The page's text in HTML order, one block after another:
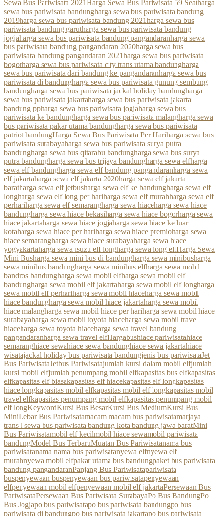
Sewa Bus Pariwisata 2021Harga Sewa Bus Pariwisata 59 Seatharga
sewa bus pariwisata bandungharga sewa bus pariwisata bandung
2019harga sewa bus pariwisata bandung 2021harga sewa bus
pariwisata bandung garutharga sewa bus pariwisata bandung
jogjaharga sewa bus pariwisata bandung pangandaranharga sewa
bus pariwisata bandung pangandaran 2020harga sewa bus
pariwisata bandung pangandaran 2021harga sewa bus pariwisata
bogorharga sewa bus pariwisata city trans utama bandungharga
sewa bus pariwisata dari bandung ke pangandaranharga sewa bus
pariwisata di bandungharga sewa bus pariwisata gunung sembung
bandungharga sewa bus pariwisata jackal holiday bandungharga
sewa bus pariwisata jakartaharga sewa bus pariwisata jakarta
bandung ppharga sewa bus pariwisata jogjaharga sewa bus
pariwisata ke bandungharga sewa bus pariwisata malangharga sewa
bus pariwisata pakar utama bandungharga sewa bus pariwisata
patriot bandungHarga Sewa Bus Pariwisata Per Hariharga sewa bus
pariwisata surabayaharga sewa bus pariwisata surya putra
bandungharga sewa bus qitarabu bandungharga sewa bus surya
putra bandungharga sewa bus trijaya bandungharga sewa elfharga
sewa elf bandungharga sewa elf bandung pangandaranharga sewa
elf jakartaharga sewa elf jakarta 2020harga sewa elf jakarta
baratharga sewa elf jetbusharga sewa elf ke bandungharga sewa elf
longharga sewa elf long per hariharga sewa elf murahharga sewa elf
perhariharga sewa elf semarangharga sewa hiaceharga sewa hiace
bandungharga sewa hiace bekasiharga sewa hiace bogorharga sewa
hiace jakartaharga sewa hiace jogjaharga sewa hiace ke luar
kotaharga sewa hiace per hariharga sewa hiace premioharga sewa
hiace semarangharga sewa hiace surabayaharga sewa hiace
yogyakartaharga sewa isuzu elf longharga sewa long elfHarga Sewa
Mini Busharga sewa mini bus di bandungharga sewa minibusharga
sewa minibus bandungharga sewa minibus elfharga sewa mobil
bandros bandungharga sewa mobil elfharga sewa mobil elf
bandungharga sewa mobil elf jakartaharga sewa mobil elf longharga
sewa mobil elf perhariharga sewa mobil hiaceharga sewa mobil
hiace bandungharga sewa mobil hiace jakartaharga sewa mobil
hiace malangharga sewa mobil hiace per hariharga sewa mobil hiace
surabayaharga sewa mobil toyota hiaceharga sewa mobil travel
hiaceharga sewa toyota hiaceharga sewa travel bandung
pangandaranharga sewa travel elfHargabushiace pariwisatahiace
semaranghiace sewahiace sewa bandunghiace sewa jakartahiace
wisatajackal holiday bus pariwisata bandungjenis bus pariwisataJet
Bus PariwisataJetbus Pariwisatajumlah kursi dalam mobil elfjumlah
kursi mobil elfjumlah penumpang mobil elfkapasitas bus elfkapasitas
elfkapasitas elf biasakapasitas elf hiacekapasitas elf longkapasitas
hiace longkapasitas mobil elfkapasitas mobil elf longkapasitas mobil
travel elfkapasitas penumpang mobil elfkapasitas penumpang mobil
elf longKeywordKursi Bus BesarKursi Bus MediumKursi Bus
MiniLebar Bus Pariwisatamacam macam bus pariwisatamarjaya
trans l sewa bus pariwisata bandung kota bandung jawa baratMini
Bus Pariwisatamobil elf kecilmobil hiace sewamobil pariwisata
bandungModel Bus TerbaruMuatan Bus Pariwisatanama bus
pariwisatanama nama bus pariwisatanyewa elfnyewa elf
murahnyewa mobil elfpakar utama bus bandungpaket bus pariwisata
bandung pangandaranPanjang Bus Pariwisatapariwisata
buspenyewaan buspenyewaan bus pariwisatapenyewaan
elfpenyewaan mobil elfpenyewaan mobil elf jakartaPersewaan Bus
PariwisataPersewaan Bus Pariwisata SurabayaPo Bus BandungPo
Bus Jogjapo bus pariwisatapo bus pariwisata bandungpo bus
pariwisata di bandungpo bus pariwisata jakartapo bus pariwisata